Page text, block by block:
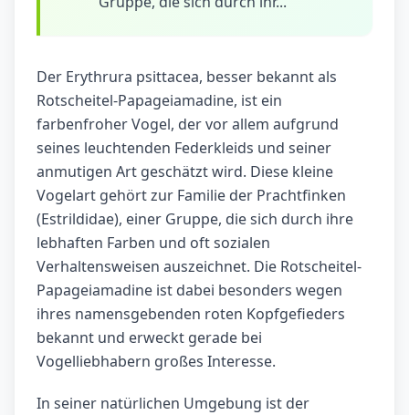
Der Erythrura psittacea, besser bekannt als
Rotscheitel-Papageiamadine, ist ein
farbenfroher Vogel, der vor allem aufgrund
seines leuchtenden Federkleids und seiner
anmutigen Art geschätzt wird. Diese kleine
Vogelart gehört zur Familie der Prachtfinken
(Estrildidae), einer Gruppe, die sich durch ihre
lebhaften Farben und oft sozialen
Verhaltensweisen auszeichnet. Die Rotscheitel-
Papageiamadine ist dabei besonders wegen
ihres namensgebenden roten Kopfgefieders
bekannt und erweckt gerade bei
Vogelliebhabern großes Interesse.
In seiner natürlichen Umgebung ist der